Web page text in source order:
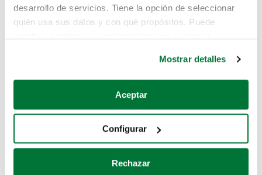
desarrollo de servicios. Tiene la opción de seleccionar
quién usa sus datos y con qué propósitos. Puede
Si lo permite, también quisiéramos:
Recopilar información sobre su ubicación geográfica
Identificar su dispositivo analizándolo activamente
para buscar características específicas (huellas
Mostrar detalles
Aceptar
Configurar
Rechazar
Pero puedes encontrar el coche que estás
buscando en alguno de estos enlaces:
Coches de segunda mano
Coches de km0